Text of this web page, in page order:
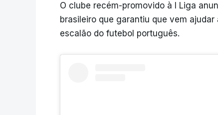
O clube recém-promovido à I Liga
brasileiro que garantiu que vem
escalão do futebol português.